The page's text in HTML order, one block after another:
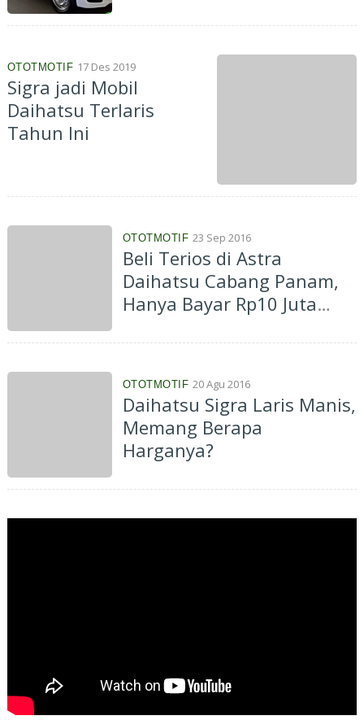
OTOTMOTIF 17 Des 2019
Sigra jadi Mobil
Daihatsu Terlaris
Tahun Ini
OTOTMOTIF 23 Sep 2016
Beli Terios di Astra
Daihatsu Cabang Panam,
Hanya Bayar Rp10 Juta
OTOTMOTIF 20 Agu 2016
Daihatsu Sigra Laris Manis,
Memang Berapa
Harganya?